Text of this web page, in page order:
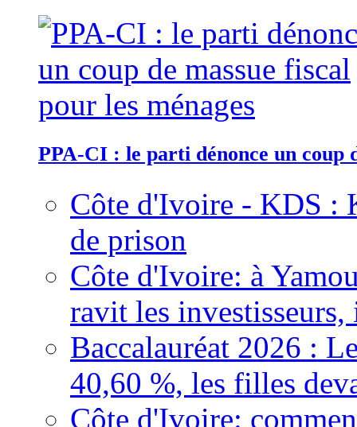
PPA-CI : le parti dénonce un coup
Côte d'Ivoire - KDS :
de prison
Côte d'Ivoire: à
ravit les
Baccalauréat 2026 :
40,60 %, les filles
Côte d'Ivoire: